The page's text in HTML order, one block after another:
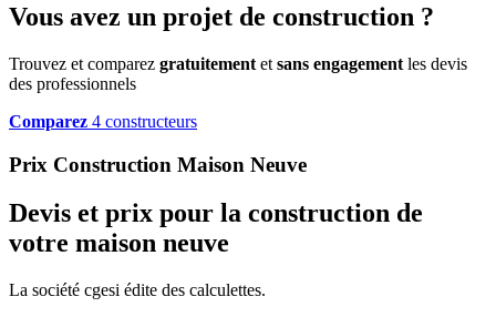
Vous avez un projet de construction ?
Trouvez et comparez gratuitement et sans engagement les devis
des professionnels
Comparez 4 constructeurs
Prix Construction Maison Neuve
Devis et prix pour la construction de
votre maison neuve
La société cgesi édite des calculettes.